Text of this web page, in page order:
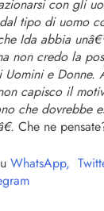
con gli
tipo di uomo
Ida abbia
non credo la
e Donne.
capisco il
che dovrebbe
Che ne
WhatsApp,